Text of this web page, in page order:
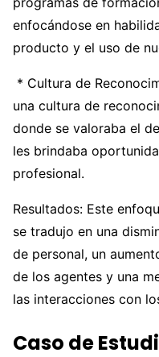
enfocándose en
producto y el uso de
* Cultura de
una cultura de
donde se valoraba el
les brindaba
profesional.
Resultados: Este
se tradujo en una
de personal, un
de los agentes y una
las interacciones con
Caso de